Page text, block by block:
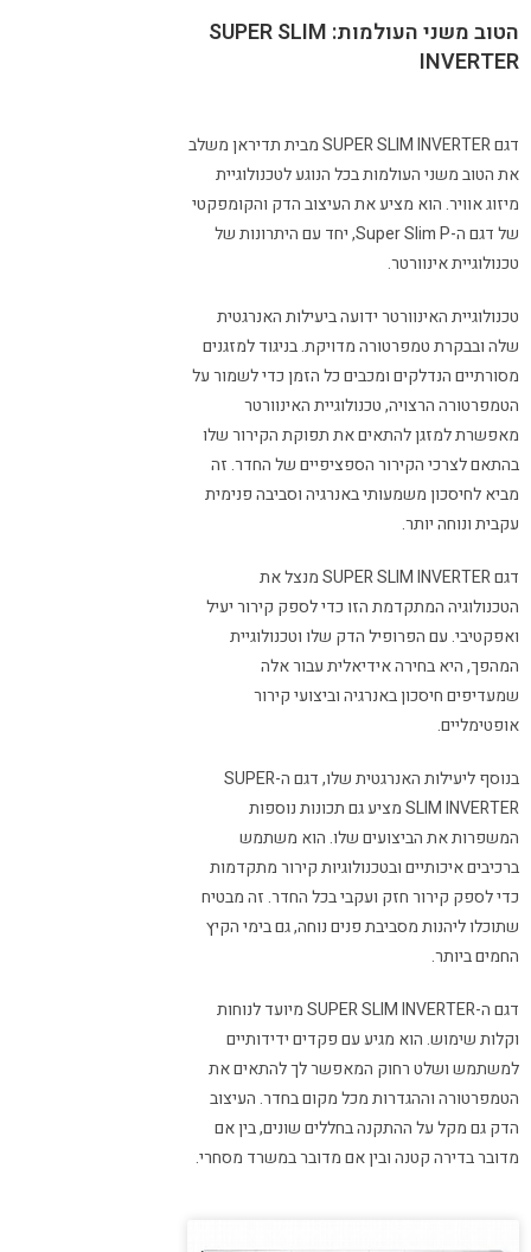
הטוב משני העולמות: SUPER SLIM
INVERTER
דגם SUPER SLIM INVERTER מבית תדיראן משלב
את הטוב משני העולמות בכל הנוגע לטכנולוגיית
מיזוג אוויר. הוא מציע את העיצוב הדק והקומפקטי
של דגם ה-Super Slim P, יחד עם היתרונות של
טכנולוגיית אינוורטר.
טכנולוגיית האינוורטר ידועה ביעילות האנרגטית
שלה ובבקרת טמפרטורה מדויקת. בניגוד למזגנים
מסורתיים הנדלקים ומכבים כל הזמן כדי לשמור על
הטמפרטורה הרצויה, טכנולוגיית האינוורטר
מאפשרת למזגן להתאים את תפוקת הקירור שלו
בהתאם לצרכי הקירור הספציפיים של החדר. זה
מביא לחיסכון משמעותי באנרגיה וסביבה פנימית
עקבית ונוחה יותר.
דגם SUPER SLIM INVERTER מנצל את
הטכנולוגיה המתקדמת הזו כדי לספק קירור יעיל
ואפקטיבי. עם הפרופיל הדק שלו וטכנולוגיית
המהפך, היא בחירה אידיאלית עבור אלה
שמעדיפים חיסכון באנרגיה וביצועי קירור
אופטימליים.
בנוסף ליעילות האנרגטית שלו, דגם ה-SUPER
SLIM INVERTER מציע גם תכונות נוספות
המשפרות את הביצועים שלו. הוא משתמש
ברכיבים איכותיים ובטכנולוגיות קירור מתקדמות
כדי לספק קירור חזק ועקבי בכל החדר. זה מבטיח
שתוכלו ליהנות מסביבת פנים נוחה, גם בימי הקיץ
החמים ביותר.
דגם ה-SUPER SLIM INVERTER מיועד לנוחות
וקלות שימוש. הוא מגיע עם פקדים ידידותיים
למשתמש ושלט רחוק המאפשר לך להתאים את
הטמפרטורה וההגדרות מכל מקום בחדר. העיצוב
הדק גם מקל על ההתקנה בחללים שונים, בין אם
מדובר בדירה קטנה ובין אם מדובר במשרד מסחרי.